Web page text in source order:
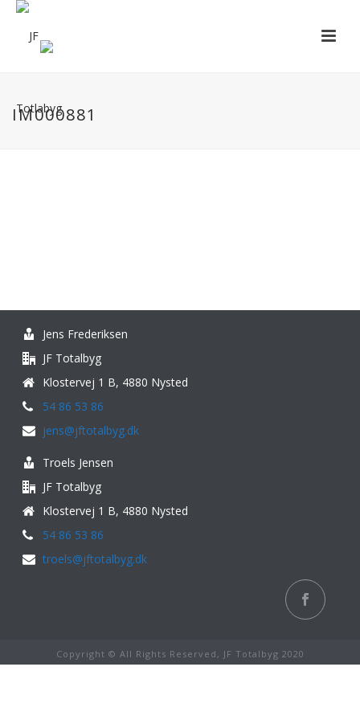
IM000881
Jens Frederiksen
JF Totalbyg
Klostervej 1 B, 4880 Nysted
54 86 53 86
jens@jftotalbyg.dk
Troels Jensen
JF Totalbyg
Klostervej 1 B, 4880 Nysted
54 86 53 86
troels@jftotalbyg.dk
Copyright © All Rights Reserved, JF Totalbyg 2020